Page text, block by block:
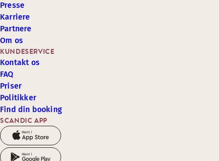
SCANDIC APP
KUNDESERVICE
Kontakt os
FAQ
Priser
Politikker
Find din booking
Presse
Karriere
Partnere
Om os